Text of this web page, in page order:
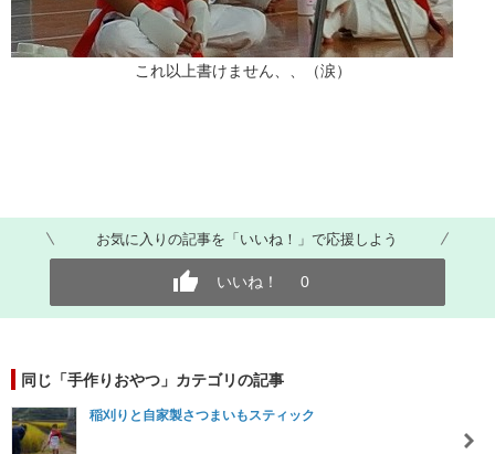
これ以上書けません、、（涙）
お気に入りの記事を「いいね！」で応援しよう
いいね！ 0
同じ「手作りおやつ」カテゴリの記事
稲刈りと自家製さつまいもスティック